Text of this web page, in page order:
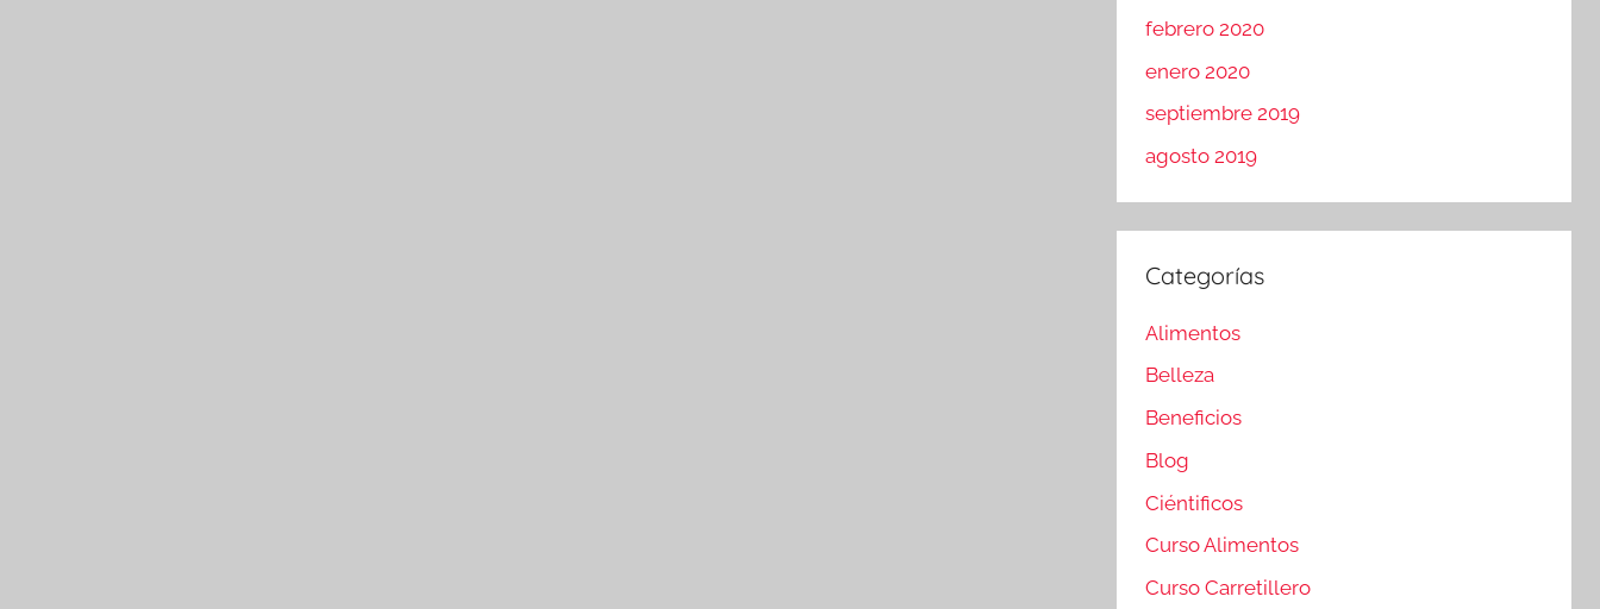
febrero 2020
enero 2020
septiembre 2019
agosto 2019
Categorías
Alimentos
Belleza
Beneficios
Blog
Ciéntificos
Curso Alimentos
Curso Carretillero